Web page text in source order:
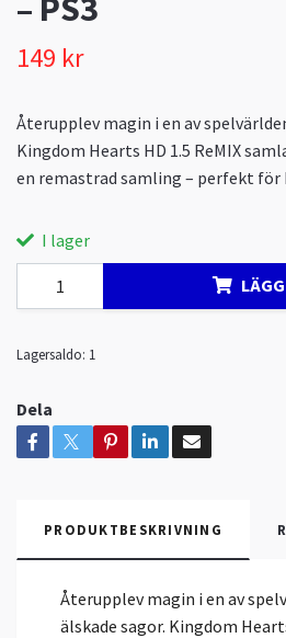
149 kr
Återupplev magin i en av
Kingdom Hearts HD 1.5 ReMIX
en remastrad samling – perfekt för
I lager
Lagersaldo: 1
Dela
PRODUKTBESKRIVNING
Återupplev magin i en av
älskade sagor. Kingdom